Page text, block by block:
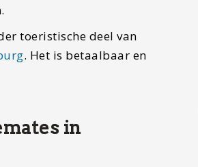
toeristische deel van
. Het is betaalbaar en
in